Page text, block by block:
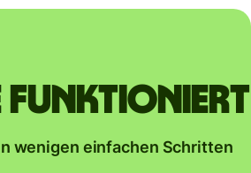
funktioniert
wenigen einfachen Schritten